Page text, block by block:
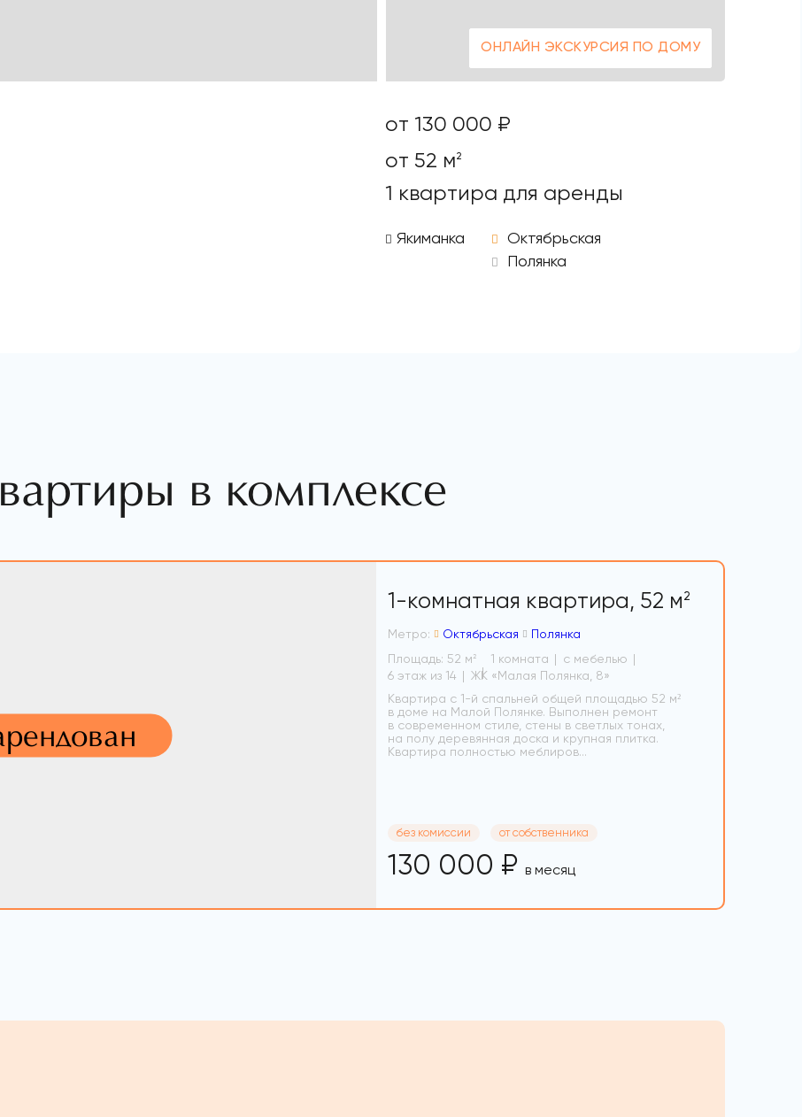
ОНЛАЙН ЭКСКУРСИЯ ПО ДОМУ
от 130 000 ₽
от 52 м2
1 квартира для аренды
Якиманка
Октябрьская
Полянка
в комплексе
1-комнатная квартира, 52 м 2
Метро: Октябрьская
Полянка
Площадь: 52 м 2 1 комната
с мебелью
6 этаж из 14
ЖК «Малая Полянка, 8»
Квартира с 1-й спальней общей площадью 52 м²
в доме на Малой Полянке. Выполнен ремонт
в современном стиле, стены в светлых тонах,
на полу деревянная доска и крупная плитка.
Квартира полностью меблиров...
без комиссии от собственника
130 000 ₽ в месяц